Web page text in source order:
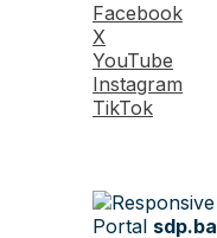
Facebook
X
YouTube
Instagram
TikTok
Portal sdp.ba